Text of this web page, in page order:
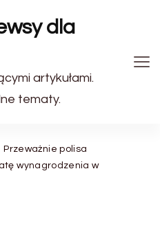
dla
artykułami.
tematy.
Przeważnie polisa
wynagrodzenia w